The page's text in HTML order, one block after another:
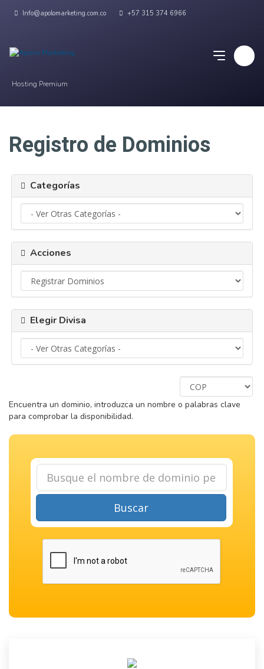
Info@apolomarketing.com.co +57 315 374 6966
Hosting Premium
Registro de Dominios
Categorías
Acciones
Elegir Divisa
Encuentra un dominio, introduzca un nombre o palabras clave
para comprobar la disponibilidad.
Buscar